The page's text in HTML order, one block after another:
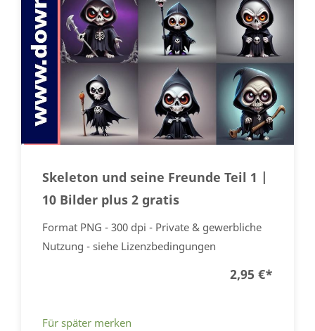
Skeleton und seine Freunde Teil 1 |
10 Bilder plus 2 gratis
Format PNG - 300 dpi - Private & gewerbliche
Nutzung - siehe Lizenzbedingungen
2,95 €*
Für später merken